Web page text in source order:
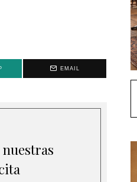
EMAIL
nuestras